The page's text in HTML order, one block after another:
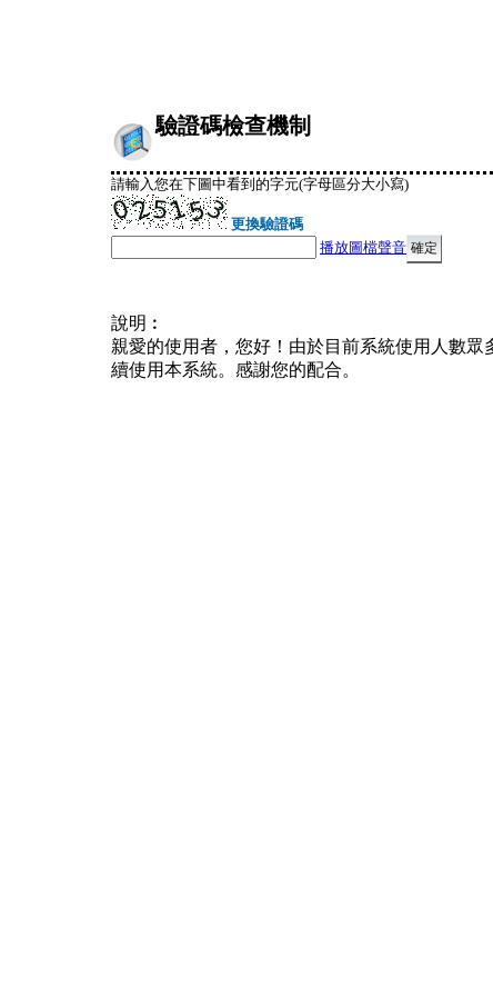
驗證碼檢查機制
請輸入您在下圖中看到的字元(字母區分大小寫)
更換驗證碼
播放圖檔聲音
說明︰
親愛的使用者，您好！由於目前系統使用人數
續使用本系統。感謝您的配合。